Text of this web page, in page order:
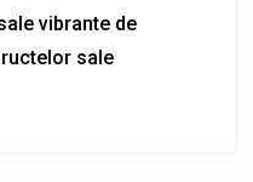
vibrante de
sale